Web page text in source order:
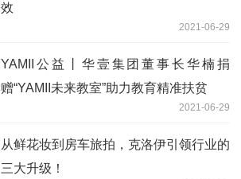
效
2021-06-29
YAMII公益丨华壹集团董事长华楠捐
赠“YAMII未来教室”助力教育精准扶贫
2021-06-29
从鲜花妆到房车旅拍，克洛伊引领行业的
三大升级！